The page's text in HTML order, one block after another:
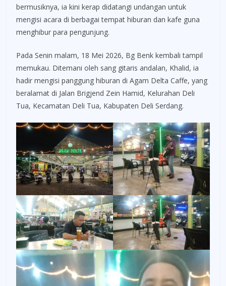
bermusiknya, ia kini kerap didatangi undangan untuk
mengisi acara di berbagai tempat hiburan dan kafe guna
menghibur para pengunjung.
Pada Senin malam, 18 Mei 2026, Bg Benk kembali tampil
memukau. Ditemani oleh sang gitaris andalan, Khalid, ia
hadir mengisi panggung hiburan di Agam Delta Caffe, yang
beralamat di Jalan Brigjend Zein Hamid, Kelurahan Deli
Tua, Kecamatan Deli Tua, Kabupaten Deli Serdang.